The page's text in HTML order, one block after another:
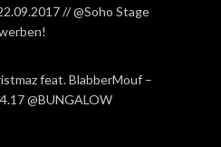
// @Soho Stage
feat. BlabberMouf –
@BUNGALOW